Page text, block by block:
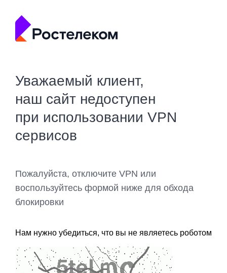
Уважаемый клиент,
наш сайт недоступен
при использовании VPN
сервисов
Пожалуйста, отключите VPN или
воспользуйтесь формой ниже для обхода
блокировки
Нам нужно убедиться, что вы не являетесь роботом